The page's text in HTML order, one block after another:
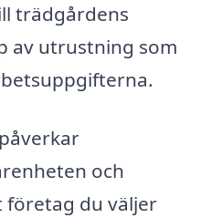
trädgårdens
av utrustning som
och
företag du väljer